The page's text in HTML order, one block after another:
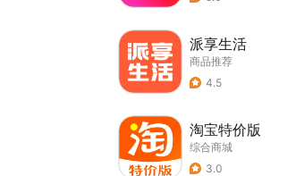
派享生活
商品推荐
4.5
淘宝特价版
综合商城
3.0